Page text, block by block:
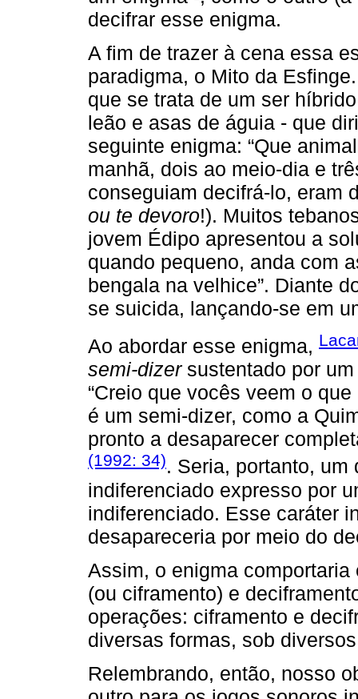
decifrar esse enigma.
A fim de trazer à cena essa
paradigma, o Mito da
que se trata de um ser
leão e asas de águia - que
seguinte enigma: “Que
manhã, dois ao meio-dia e
conseguiam decifrá-lo, eram
ou te devoro!). Muitos
jovem Édipo apresentou a
quando pequeno, anda com
bengala na velhice”. Diante
se suicida, lançando-se em
Ao abordar esse enigma,
semi-dizersustentado por
“Creio que vocês veem o
é um semi-dizer, como a
pronto a desaparecer
(1992: 34). Seria, portanto,
indiferenciado expresso por
indiferenciado. Esse caráter
desapareceria por meio do
Assim, o enigma
(ou ciframento) e
operações: ciframento e
diversas formas, sob
Relembrando, então, nosso